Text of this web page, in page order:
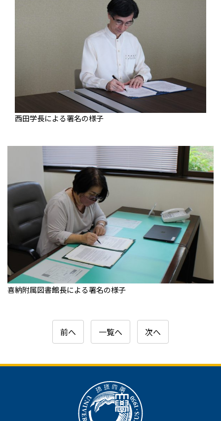
西田学長による署名の様子
喜納附属図書館長による署名の様子
前へ 一覧へ 次へ